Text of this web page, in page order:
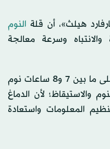
هيلث»، أن قلة النوم
وسرعة معالجة
ويوصي الخبراء بالحصول على ما بين 7 و8 ساعات نوم
والاستيقاظ؛ لأن الدماغ
المعلومات واستعادة